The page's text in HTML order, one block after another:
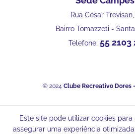
Rua César
Bairro Tomazzeti -
Telefone: 55 2103
© 2024 Clube Recreativo Dores
Este site pode utilizar cookies
assegurar uma experiência